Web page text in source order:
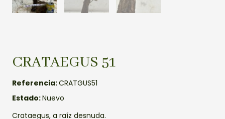
CRATAEGUS 51
Referencia:CRATGUS51
Estado:Nuevo
Crataegus, a raíz desnuda.